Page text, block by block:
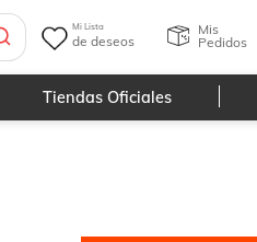
Mi Lista
de deseos
Mis
Pedidos
Tiendas Oficiales